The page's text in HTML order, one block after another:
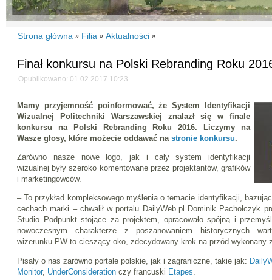
Strona główna » Filia » Aktualności »
Finał konkursu na Polski Rebranding Roku
Opublikowano: 01.02.2017 10:23
Mamy przyjemność poinformować, że System Identyfikacji
Wizualnej Politechniki Warszawskiej znalazł się w finale
konkursu na Polski Rebranding Roku 2016. Liczymy na
Wasze głosy, które możecie oddawać na stronie konkursu.
Zarówno nasze nowe logo, jak i cały system identyfikacji
wizualnej były szeroko komentowane przez projektantów, grafików
i marketingowców.
– To przykład kompleksowego myślenia o temacie identyfikacji,
cechach marki – chwalił w portalu DailyWeb.pl Dominik Pacholczyk
Studio Podpunkt stojące za projektem, opracowało spójną i
nowoczesnym charakterze z poszanowaniem historycznych
wizerunku PW to cieszący oko, zdecydowany krok na przód wykonany
Pisały o nas zarówno portale polskie, jak i zagraniczne, takie jak:
Monitor, UnderConsideration czy francuski Etapes